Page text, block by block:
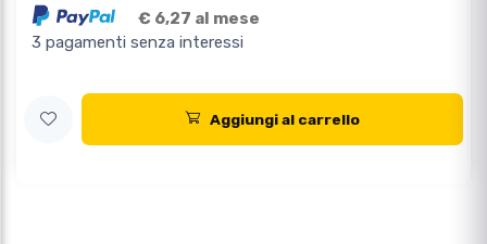
€ 6,27 al mese
3 pagamenti senza interessi
Aggiungi al carrello